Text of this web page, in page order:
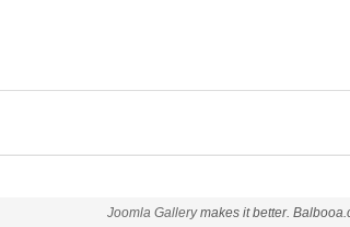
Joomla Gallerymakes it better.